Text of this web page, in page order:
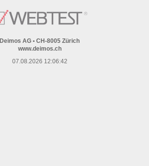
Deimos AG • CH-8005 Zürich
www.deimos.ch
07.08.2026 12:06:42